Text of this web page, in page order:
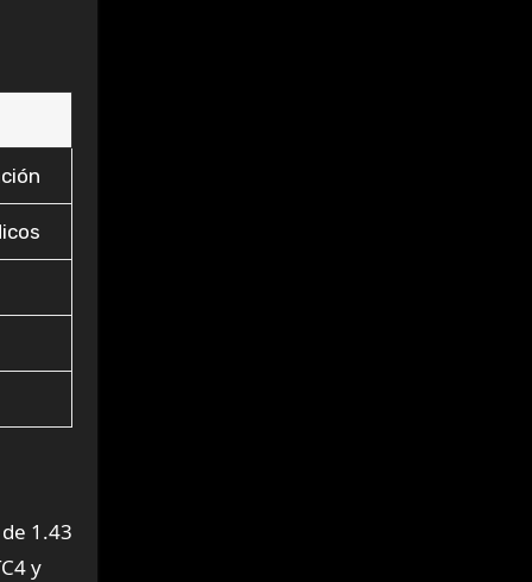
1.43
y